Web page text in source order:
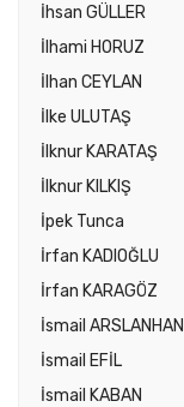
İhsan GÜLLER
İlhami HORUZ
İlhan CEYLAN
İlke ULUTAŞ
İlknur KARATAŞ
İlknur KILKIŞ
İpek Tunca
İrfan KADIOĞLU
İrfan KARAGÖZ
İsmail ARSLANHAN
İsmail EFİL
İsmail KABAN